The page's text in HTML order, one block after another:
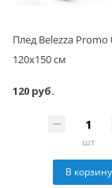
Плед Belezza Promo
120х150 см
120 руб.
шт
В корзину